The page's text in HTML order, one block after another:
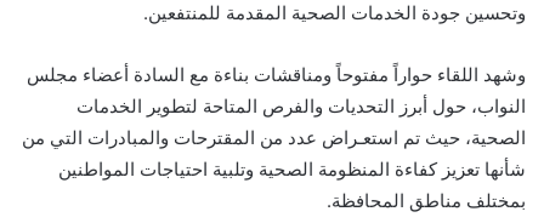
وتحسين جودة الخدمات الصحية المقدمة للمنتفعين.
وشهد اللقاء حواراً مفتوحاً ومناقشات بناءة مع السادة أعضاء مجلس
النواب، حول أبرز التحديات والفرص المتاحة لتطوير الخدمات
الصحية، حيث تم استعـراض عدد من المقترحات والمبادرات التي من
شأنها تعزيز كفاءة المنظومة الصحية وتلبية احتياجات المواطنين
بمختلف مناطق المحافظة.